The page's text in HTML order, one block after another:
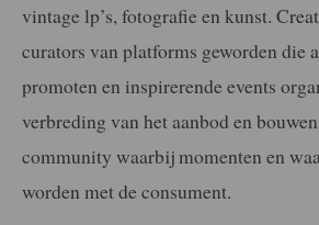
vintage lp’s, fotografie en kunst.
curators van platforms geworden die
promoten en inspirerende events
verbreding van het aanbod en
community waarbij momenten en
worden met de consument.